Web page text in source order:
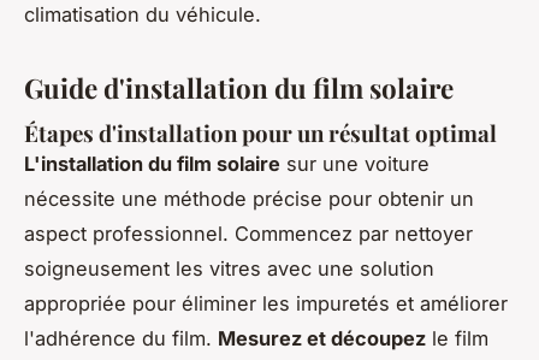
climatisation du véhicule.
Guide d'installation du film solaire
Étapes d'installation pour un résultat optimal
L'installation du film solaire sur une voiture
nécessite une méthode précise pour obtenir un
aspect professionnel. Commencez par nettoyer
soigneusement les vitres avec une solution
appropriée pour éliminer les impuretés et améliorer
l'adhérence du film. Mesurez et découpez le film